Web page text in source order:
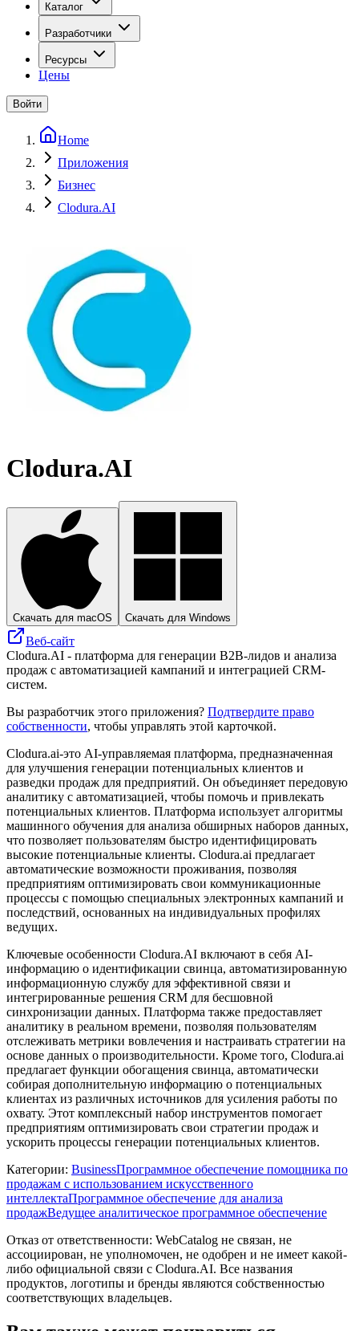
Каталог
Разработчики
Ресурсы
Цены
Войти
Home
Приложения
Бизнес
Clodura.AI
Clodura.AI
Скачать для macOS Скачать для Windows
Веб-сайт
Clodura.AI - платформа для генерации B2B-лидов и анализа
продаж с автоматизацией кампаний и интеграцией CRM-
систем.
Вы разработчик этого приложения? Подтвердите право
собственности, чтобы управлять этой карточкой.
Clodura.ai-это AI-управляемая платформа, предназначенная
для улучшения генерации потенциальных клиентов и
разведки продаж для предприятий. Он объединяет передовую
аналитику с автоматизацией, чтобы помочь и привлекать
потенциальных клиентов. Платформа использует алгоритмы
машинного обучения для анализа обширных наборов данных,
что позволяет пользователям быстро идентифицировать
высокие потенциальные клиенты. Clodura.ai предлагает
автоматические возможности проживания, позволяя
предприятиям оптимизировать свои коммуникационные
процессы с помощью специальных электронных кампаний и
последствий, основанных на индивидуальных профилях
ведущих.
Ключевые особенности Clodura.AI включают в себя AI-
информацию о идентификации свинца, автоматизированную
информационную службу для эффективной связи и
интегрированные решения CRM для бесшовной
синхронизации данных. Платформа также предоставляет
аналитику в реальном времени, позволяя пользователям
отслеживать метрики вовлечения и настраивать стратегии на
основе данных о производительности. Кроме того, Clodura.ai
предлагает функции обогащения свинца, автоматически
собирая дополнительную информацию о потенциальных
клиентах из различных источников для усиления работы по
охвату. Этот комплексный набор инструментов помогает
предприятиям оптимизировать свои стратегии продаж и
ускорить процессы генерации потенциальных клиентов.
Категории: BusinessПрограммное обеспечение помощника по
продажам с использованием искусственного
интеллектаПрограммное обеспечение для анализа
продажВедущее аналитическое программное обеспечение
Отказ от ответственности: WebCatalog не связан, не
ассоциирован, не уполномочен, не одобрен и не имеет какой-
либо официальной связи с Clodura.AI. Все названия
продуктов, логотипы и бренды являются собственностью
соответствующих владельцев.